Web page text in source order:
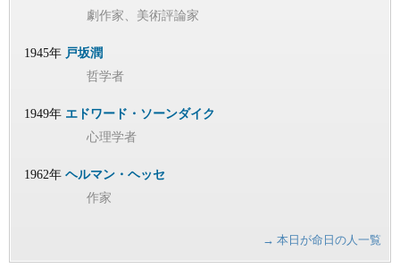
劇作家、美術評論家
1945年 戸坂潤
哲学者
1949年 エドワード・ソーンダイク
心理学者
1962年 ヘルマン・ヘッセ
作家
→ 本日が命日の人一覧